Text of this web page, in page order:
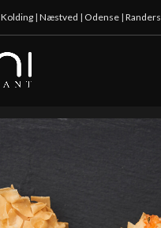
Kolding | Næstved | Odense | Randers